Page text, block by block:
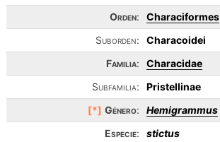
Orden:
Characiformes
Suborden:
Characoidei
Familia:
Characidae
Subfamilia:
Pristellinae
[*] Género:
Hemigrammus
Especie:
stictus